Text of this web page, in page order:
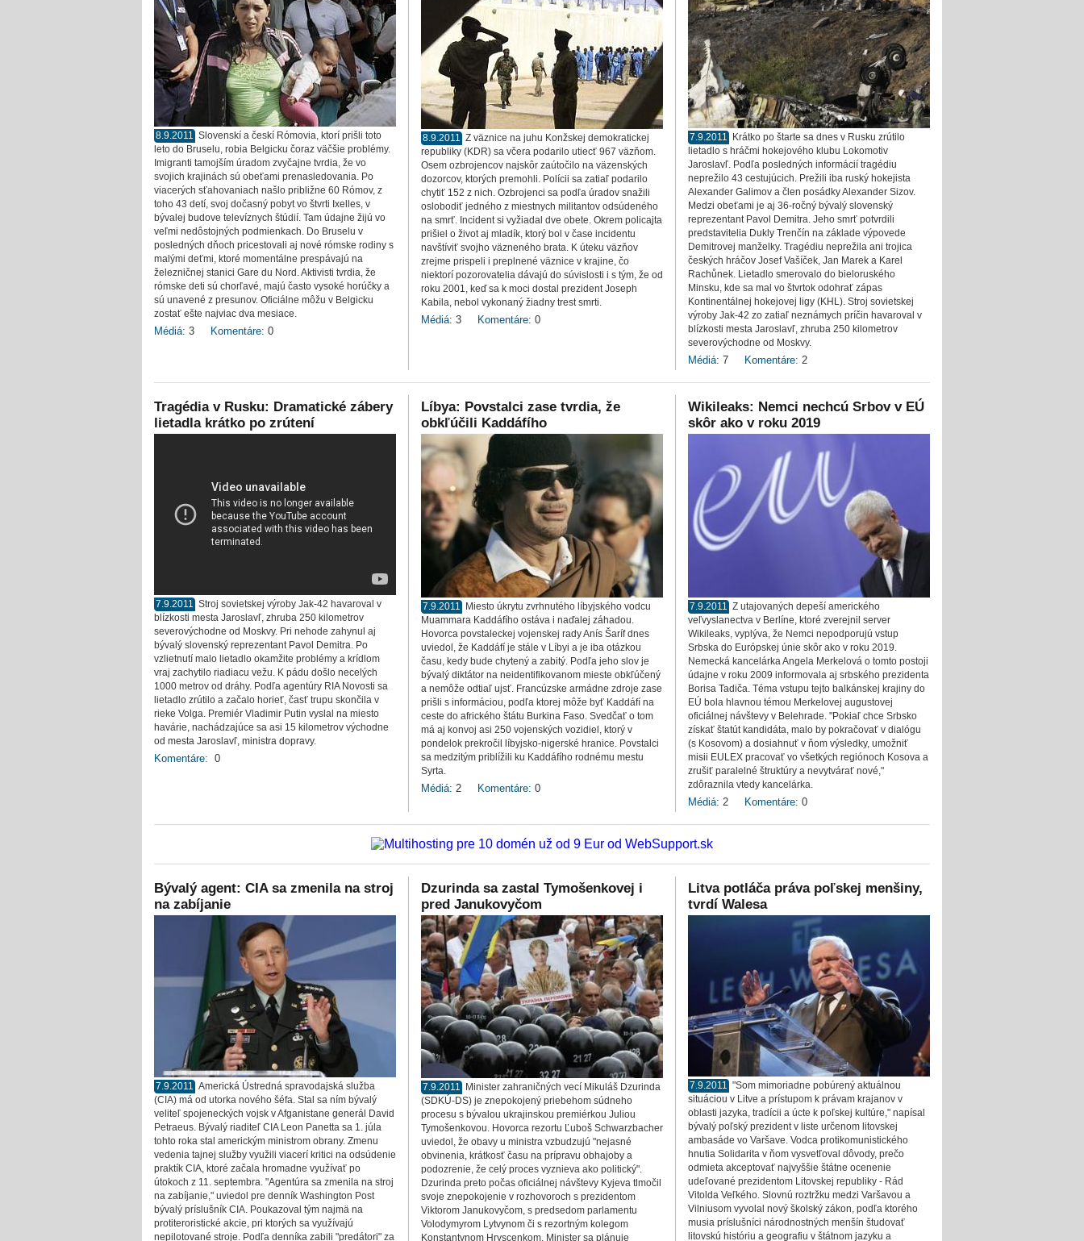
8.9.2011 Slovenskí a českí Rómovia, ktorí prišli toto
leto do Bruselu, robia Belgicku čoraz väčšie problémy.
Imigranti tamojším úradom zvyčajne tvrdia, že vo
svojich krajinách sú obeťami prenasledovania. Po
viacerých sťahovaniach našlo približne 60 Rómov, z
toho 43 detí, svoj dočasný pobyt vo štvrti Ixelles, v
bývalej budove televíznych štúdií. Tam údajne žijú vo
veľmi nedôstojných podmienkach. Do Bruselu v
posledných dňoch pricestovali aj nové rómske rodiny s
malými deťmi, ktoré momentálne prespávajú na
železničnej stanici Gare du Nord. Aktivisti tvrdia, že
rómske deti sú chorľavé, majú často vysoké horúčky a
sú unavené z presunov. Oficiálne môžu v Belgicku
zostať ešte najviac dva mesiace.
Médiá: 3 Komentáre: 0
8.9.2011 Z väznice na juhu Konžskej demokratickej
republiky (KDR) sa včera podarilo utiecť 967 väzňom.
Osem ozbrojencov najskôr zaútočilo na väzenských
dozorcov, ktorých premohli. Polícii sa zatiaľ podarilo
chytiť 152 z nich. Ozbrojenci sa podľa úradov snažili
oslobodiť jedného z miestnych militantov odsúdeného
na smrť. Incident si vyžiadal dve obete. Okrem policajta
prišiel o život aj mladík, ktorý bol v čase incidentu
navštíviť svojho väzneného brata. K úteku väzňov
zrejme prispeli i preplnené väznice v krajine, čo
niektorí pozorovatelia dávajú do súvislosti i s tým, že od
roku 2001, keď sa k moci dostal prezident Joseph
Kabila, nebol vykonaný žiadny trest smrti.
Médiá: 3 Komentáre: 0
7.9.2011
Krátko po štarte sa dnes v Rusku zrútilo
lietadlo s hráčmi hokejového klubu Lokomotiv
Jaroslavľ. Podľa posledných informácií tragédiu
neprežilo 43 cestujúcich. Prežili iba ruský hokejista
Alexander Galimov a člen posádky Alexander Sizov.
Medzi obeťami je aj 36-ročný bývalý slovenský
reprezentant Pavol Demitra. Jeho smrť potvrdili
predstavitelia Dukly Trenčín na základe výpovede
Demitrovej manželky. Tragédiu neprežila ani trojica
českých hráčov Josef Vašíček, Jan Marek a Karel
Rachůnek. Lietadlo smerovalo do bieloruského
Minsku, kde sa mal vo štvrtok odohrať zápas
Kontinentálnej hokejovej ligy (KHL). Stroj sovietskej
výroby Jak-42 zo zatiaľ neznámych príčin havaroval v
blízkosti mesta Jaroslavľ, zhruba 250 kilometrov
severovýchodne od Moskvy.
Médiá: 7 Komentáre: 2
Tragédia v Rusku: Dramatické zábery
lietadla krátko po zrútení
7.9.2011 Stroj sovietskej výroby Jak-42 havaroval v
blízkosti mesta Jaroslavľ, zhruba 250 kilometrov
severovýchodne od Moskvy. Pri nehode zahynul aj
bývalý slovenský reprezentant Pavol Demitra. Po
vzlietnutí malo lietadlo okamžite problémy a krídlom
vraj zachytilo riadiacu vežu. K pádu došlo necelých
1000 metrov od dráhy. Podľa agentúry RIA Novosti sa
lietadlo zrútilo a začalo horieť, časť trupu skončila v
rieke Volga. Premiér Vladimir Putin vyslal na miesto
havárie, nachádzajúce sa asi 15 kilometrov východne
od mesta Jaroslavľ, ministra dopravy.
Komentáre: 0
Líbya: Povstalci zase tvrdia, že
obkľúčili Kaddáfího
7.9.2011
Miesto úkrytu zvrhnutého líbyjského vodcu
Muammara Kaddáfího ostáva i naďalej záhadou.
Hovorca povstaleckej vojenskej rady Anís Šaríf dnes
uviedol, že Kaddáfí je stále v Líbyi a je iba otázkou
času, kedy bude chytený a zabitý. Podľa jeho slov je
bývalý diktátor na neidentifikovanom mieste obkľúčený
a nemôže odtiaľ ujsť. Francúzske armádne zdroje zase
prišli s informáciou, podľa ktorej môže byť Kaddáfí na
ceste do afrického štátu Burkina Faso. Svedčať o tom
má aj konvoj asi 250 vojenských vozidiel, ktorý v
pondelok prekročil líbyjsko-nigerské hranice. Povstalci
sa medzitým priblížili ku Kaddáfího rodnému mestu
Syrta.
Médiá: 2 Komentáre: 0
Wikileaks: Nemci nechcú Srbov v EÚ
skôr ako v roku 2019
7.9.2011 Z utajovaných depeší amerického
veľvyslanectva v Berlíne, ktoré zverejnil server
Wikileaks, vyplýva, že Nemci nepodporujú vstup
Srbska do Európskej únie skôr ako v roku 2019.
Nemecká kancelárka Angela Merkelová o tomto postoji
údajne v roku 2009 informovala aj srbského prezidenta
Borisa Tadiča. Téma vstupu tejto balkánskej krajiny do
EÚ bola hlavnou témou Merkelovej augustovej
oficiálnej návštevy v Belehrade. "Pokiaľ chce Srbsko
získať štatút kandidáta, malo by pokračovať v dialógu
(s Kosovom) a dosiahnuť v ňom výsledky, umožniť
misii EULEX pracovať vo všetkých regiónoch Kosova a
zrušiť paralelné štruktúry a nevytvárať nové,"
zdôraznila vtedy kancelárka.
Médiá: 2 Komentáre: 0
Bývalý agent: CIA sa zmenila na stroj
na zabíjanie
7.9.2011 Americká Ústredná spravodajská služba
(CIA) má od utorka nového šéfa. Stal sa ním bývalý
veliteľ spojeneckých vojsk v Afganistane generál David
Petraeus. Bývalý riaditeľ CIA Leon Panetta sa 1. júla
tohto roka stal americkým ministrom obrany. Zmenu
vedenia tajnej služby využili viacerí kritici na odsúdenie
praktík CIA, ktoré začala hromadne využívať po
útokoch z 11. septembra. "Agentúra sa zmenila na stroj
na zabíjanie," uviedol pre denník Washington Post
bývalý príslušník CIA. Poukazoval tým najmä na
protiteroristické akcie, pri ktorých sa využívajú
nepilotované stroje. Podľa denníka zabili "predátori" za
Dzurinda sa zastal Tymošenkovej i
pred Janukovyčom
7.9.2011
Minister zahraničných vecí Mikuláš Dzurinda
(SDKÚ-DS) je znepokojený priebehom súdneho
procesu s bývalou ukrajinskou premiérkou Juliou
Tymošenkovou. Hovorca rezortu Ľuboš Schwarzbacher
uviedol, že obavy u ministra vzbudzujú "nejasné
obvinenia, krátkosť času na prípravu obhajoby a
podozrenie, že celý proces vyznieva ako politický".
Dzurinda preto počas oficiálnej návštevy Kyjeva tlmočil
svoje znepokojenie v rozhovoroch s prezidentom
Viktorom Janukovyčom, s predsedom parlamentu
Volodymyrom Lytvynom či s rezortným kolegom
Konstantynom Hryscenkom. Minister sa plánuje
Litva potláča práva poľskej menšiny,
tvrdí Walesa
7.9.2011 "Som mimoriadne pobúrený aktuálnou
situáciou v Litve a prístupom k právam krajanov v
oblasti jazyka, tradícii a úcte k poľskej kultúre," napísal
bývalý poľský prezident v liste určenom litovskej
ambasáde vo Varšave. Vodca protikomunistického
hnutia Solidarita v ňom vysvetľoval dôvody, prečo
odmieta akceptovať najvyššie štátne ocenenie
udeľované prezidentom Litovskej republiky - Rád
Vitolda Veľkého. Slovnú roztržku medzi Varšavou a
Vilniusom vyvolal nový školský zákon, podľa ktorého
musia príslušníci národnostných menšín študovať
litovskú históriu a geografiu v štátnom jazyku a